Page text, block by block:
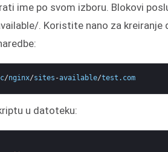
ime po svom izboru. Blokovi
. Koristite nano za kreiranje
/nginx/sites -available/test . com
u datoteku: